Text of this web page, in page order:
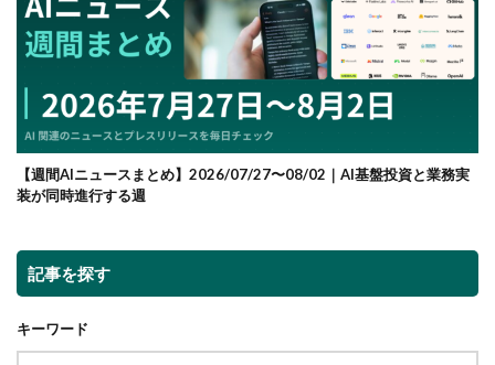
【週間AIニュースまとめ】2026/07/27〜08/02｜AI基盤投資と業務実
装が同時進行する週
記事を探す
キーワード